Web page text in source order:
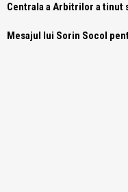
Centrala a Arbitrilor a tinut
Mesajul lui Sorin Socol